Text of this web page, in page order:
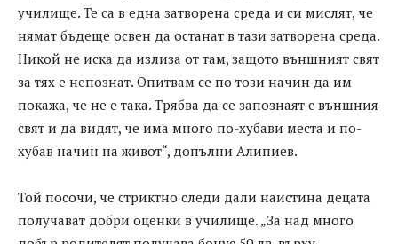
училище. Те са в една затворена среда и си мислят, че
нямат бъдеще освен да останат в тази затворена среда.
Никой не иска да излиза от там, защото външният свят
за тях е непознат. Опитвам се по този начин да им
покажа, че не е така. Трябва да се запознаят с външния
свят и да видят, че има много по-хубави места и по-
хубав начин на живот“, допълни Алипиев.
Той посочи, че стриктно следи дали наистина децата
получават добри оценки в училище. „За над много